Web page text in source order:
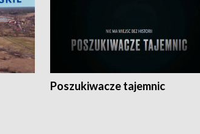
Poszukiwacze tajemnic